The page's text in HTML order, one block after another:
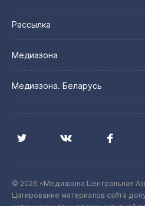
Рассылка
Медиазона
Медиазона. Беларусь
© 2026 «Медиазона Центральная
Цитирование материалов сайта